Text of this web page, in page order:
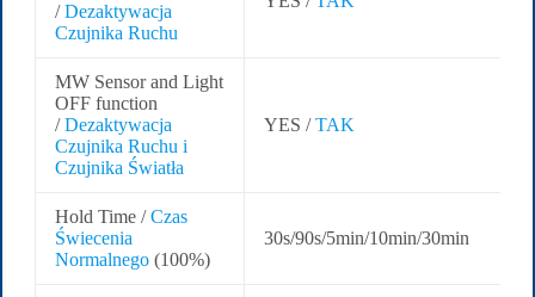
/Dezaktywacja
Czujnika Ruchu
MW Sensor and Light
OFF function
/Dezaktywacja
Czujnika Ruchu i
Czujnika Światła
YES /TAK
Hold Time /Czas
Świecenia
Normalnego (100%)
30s/90s/5min/10min/30min